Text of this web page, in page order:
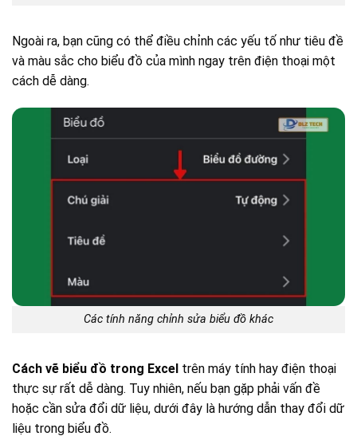
Ngoài ra, bạn cũng có thể điều chỉnh các yếu tố như tiêu đề
và màu sắc cho biểu đồ của mình ngay trên điện thoại một
cách dễ dàng.
Các tính năng chỉnh sửa biểu đồ khác
Cách vẽ biểu đồ trong Excel trên máy tính hay điện thoại
thực sự rất dễ dàng. Tuy nhiên, nếu bạn gặp phải vấn đề
hoặc cần sửa đổi dữ liệu, dưới đây là hướng dẫn thay đổi dữ
liệu trong biểu đồ.